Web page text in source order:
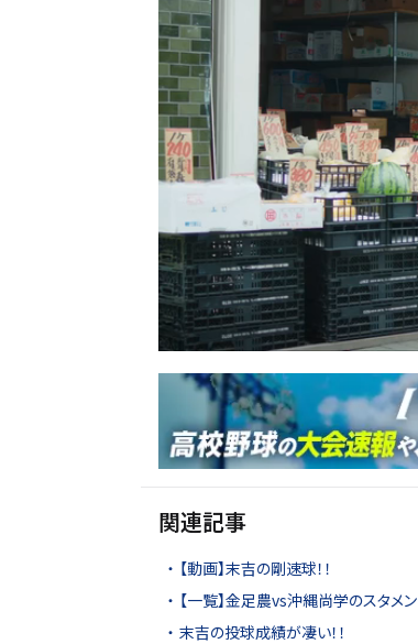
関連記事
【動画】末吉の剛速球！！
【一覧】金足農vs沖縄尚学のスタメン
末吉の投球成績が凄い！！